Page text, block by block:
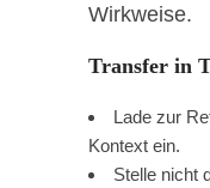
Wirkweise.
Transfer in
Lade zur
Kontext ein.
Stelle nicht